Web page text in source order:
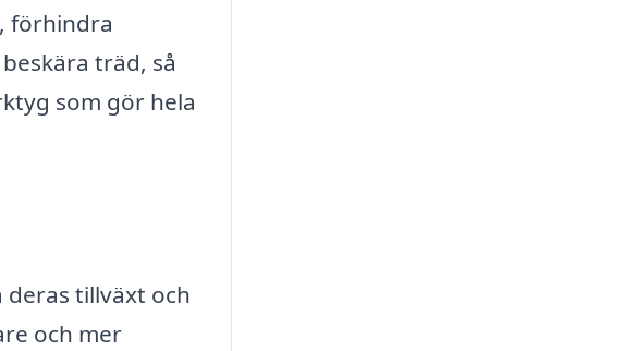
förhindra
träd, så
som gör hela
tillväxt och
och mer